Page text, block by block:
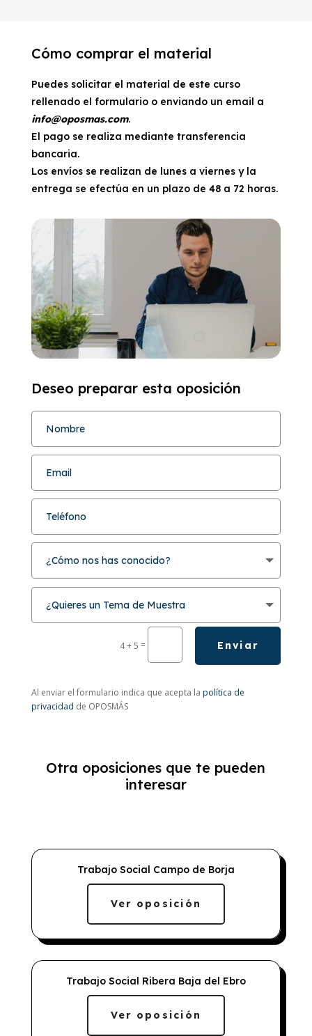
Cómo comprar el material
Puedes solicitar el material de este curso
rellenado el formulario o enviando un email a
info@oposmas.com.
El pago se realiza mediante transferencia
bancaria.
Los envíos se realizan de lunes a viernes y la
entrega se efectúa en un plazo de 48 a 72 horas.
Deseo preparar esta oposición
4 + 5 = Enviar
Al enviar el formulario indica que acepta la política de
privacidad de OPOSMÁS
Otra oposiciones que te pueden
interesar
Trabajo Social Campo de Borja
Ver oposición
Trabajo Social Ribera Baja del Ebro
Ver oposición